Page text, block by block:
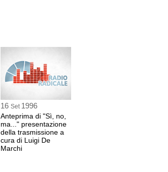
16 Set 1996
Anteprima di "Sì, no,
ma..." presentazione
della trasmissione a
cura di Luigi De
Marchi